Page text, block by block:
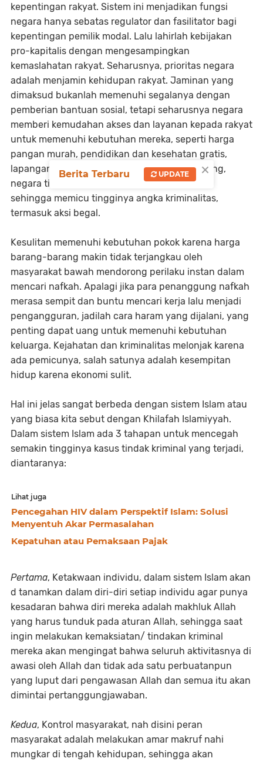
kepentingan rakyat. Sistem ini menjadikan fungsi
negara hanya sebatas regulator dan fasilitator bagi
kepentingan pemilik modal. Lalu lahirlah kebijakan
pro-kapitalis dengan mengesampingkan
kemaslahatan rakyat. Seharusnya, prioritas negara
adalah menjamin kehidupan rakyat. Jaminan yang
dimaksud bukanlah memenuhi segalanya dengan
pemberian bantuan sosial, tetapi seharusnya negara
memberi kemudahan akses dan layanan kepada rakyat
untuk memenuhi kebutuhan mereka, seperti harga
pangan murah, pendidikan dan kesehatan gratis,
lapangan kerja banyak, dan sebagainya. Sayang,
negara tidak menjalankan kewajiban tersebut
sehingga memicu tingginya angka kriminalitas,
termasuk aksi begal.
Kesulitan memenuhi kebutuhan pokok karena harga
barang-barang makin tidak terjangkau oleh
masyarakat bawah mendorong perilaku instan dalam
mencari nafkah. Apalagi jika para penanggung nafkah
merasa sempit dan buntu mencari kerja lalu menjadi
pengangguran, jadilah cara haram yang dijalani, yang
penting dapat uang untuk memenuhi kebutuhan
keluarga. Kejahatan dan kriminalitas melonjak karena
ada pemicunya, salah satunya adalah kesempitan
hidup karena ekonomi sulit.
Hal ini jelas sangat berbeda dengan sistem Islam atau
yang biasa kita sebut dengan Khilafah Islamiyyah.
Dalam sistem Islam ada 3 tahapan untuk mencegah
semakin tingginya kasus tindak kriminal yang terjadi,
diantaranya:
Lihat juga
Pencegahan HIV dalam Perspektif Islam: Solusi
Menyentuh Akar Permasalahan
Kepatuhan atau Pemaksaan Pajak
Pertama, Ketakwaan individu, dalam sistem Islam akan
d tanamkan dalam diri-diri setiap individu agar punya
kesadaran bahwa diri mereka adalah makhluk Allah
yang harus tunduk pada aturan Allah, sehingga saat
ingin melakukan kemaksiatan/ tindakan kriminal
mereka akan mengingat bahwa seluruh aktivitasnya di
awasi oleh Allah dan tidak ada satu perbuatanpun
yang luput dari pengawasan Allah dan semua itu akan
dimintai pertanggungjawaban.
Kedua, Kontrol masyarakat, nah disini peran
masyarakat adalah melakukan amar makruf nahi
mungkar di tengah kehidupan, sehingga akan
×
Berita Terbaru UPDATE